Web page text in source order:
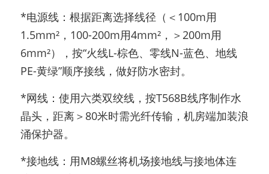
*电源线：根据距离选择线径（＜100m用
1.5mm²，100-200m用4mm²，＞200m用
6mm²），按“火线L-棕色、零线N-蓝色、地线
PE-黄绿”顺序接线，做好防水密封。
*网线：使用六类双绞线，按T568B线序制作水
晶头，距离＞80米时需光纤传输，机房端加装浪
涌保护器。
*接地线：用M8螺丝将机场接地线与接地体连